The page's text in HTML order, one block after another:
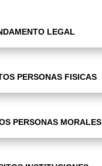
LEGAL
PERSONAS FISICAS
PERSONAS MORALES